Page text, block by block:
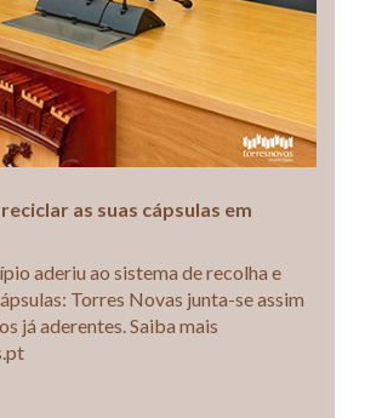
as suas cápsulas em
aderiu ao sistema de recolha e
Torres Novas junta-se assim
já aderentes. Saiba mais